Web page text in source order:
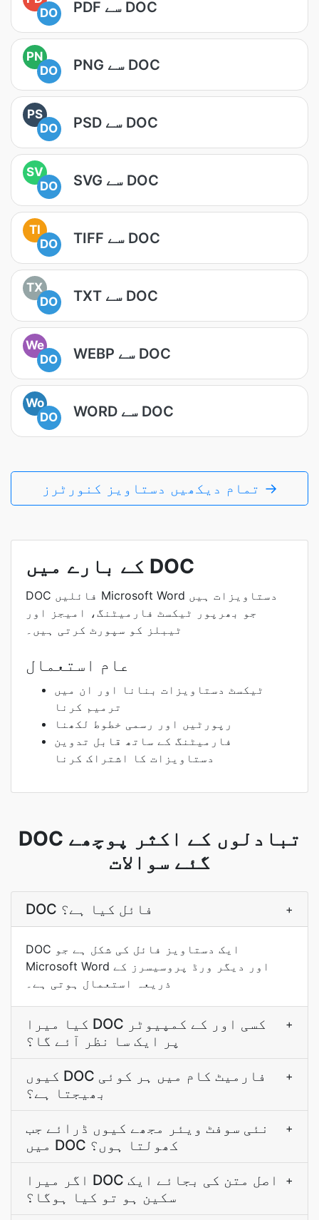
DO
PDF سے DOC
PN
DO
PNG سے DOC
PS
DO
PSD سے DOC
SV
DO
SVG سے DOC
TI
DO
TIFF سے DOC
TX
DO
TXT سے DOC
We
DO
WEBP سے DOC
Wo
DO
WORD سے DOC
تمام دیکھیں دستاویز کنورٹرز →
کے بارے میں DOC
DOC فائلیں Microsoft Word دستاویزات ہیں
جو بھرپور ٹیکسٹ فارمیٹنگ، امیجز اور
ٹیبلز کو سپورٹ کرتی ہیں۔
عام استعمال
ٹیکسٹ دستاویزات بنانا اور ان میں
ترمیم کرنا
رپورٹیں اور رسمی خطوط لکھنا
فارمیٹنگ کے ساتھ قابل تدوین
دستاویزات کا اشتراک کرنا
DOC تبادلوں کے اکثر پوچھے
گئے سوالات
DOC فائل کیا ہے؟ +
DOC ایک دستاویز فائل کی شکل ہے جو
Microsoft Word اور دیگر ورڈ پروسیسرز کے
ذریعہ استعمال ہوتی ہے۔
کیا میرا DOC کسی اور کے کمپیوٹر
پر ایک سا نظر آئے گا؟
+
کیوں DOC فارمیٹ کام میں ہر کوئی
بھیجتا ہے؟
+
نئی سوفٹ ویئر مجھے کیوں ڈرائے جب
میں DOC کھولتا ہوں؟
+
اگر میرا DOC اصل متن کی بجائے ایک
سکین ہو تو کیا ہوگا؟
+